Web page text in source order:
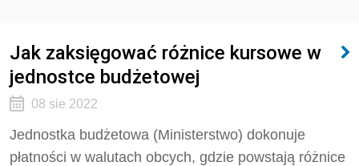
Jak zaksięgować różnice kursowe w
jednostce budżetowej
08 sie 2022
Jednostka budżetowa (Ministerstwo) dokonuje
płatności w walutach obcych, gdzie powstają różnice